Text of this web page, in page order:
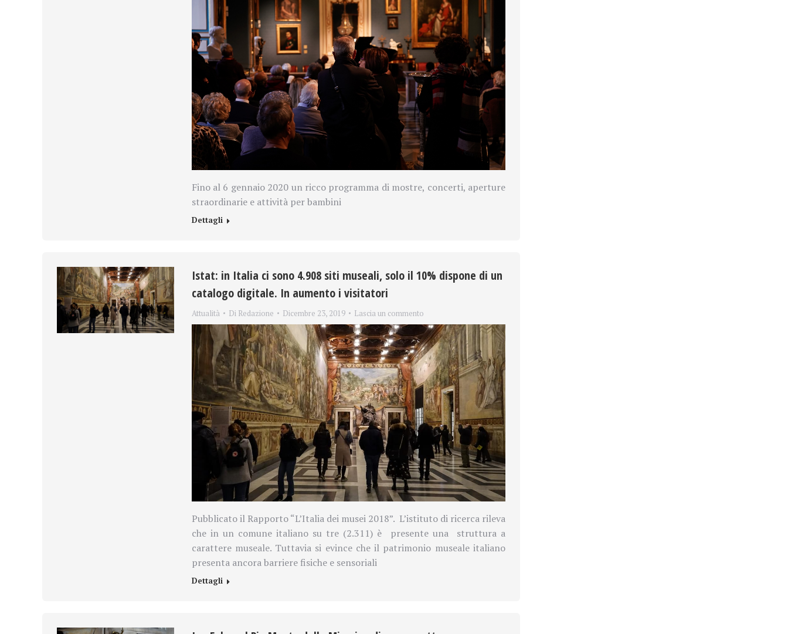
Fino al 6 gennaio 2020 un ricco programma di mostre, concerti, aperture
straordinarie e attività per bambini
Dettagli
Istat: in Italia ci sono 4.908 siti museali, solo il 10% dispone di un
catalogo digitale. In aumento i visitatori
Attualità Di Redazione Dicembre 23, 2019 Lascia un commento
Pubblicato il Rapporto “L’Italia dei musei 2018”. L’istituto di ricerca rileva
che in un comune italiano su tre (2.311) è presente una struttura a
carattere museale. Tuttavia si evince che il patrimonio museale italiano
presenta ancora barriere fisiche e sensoriali
Dettagli